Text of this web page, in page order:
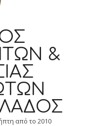
&
από το 2010